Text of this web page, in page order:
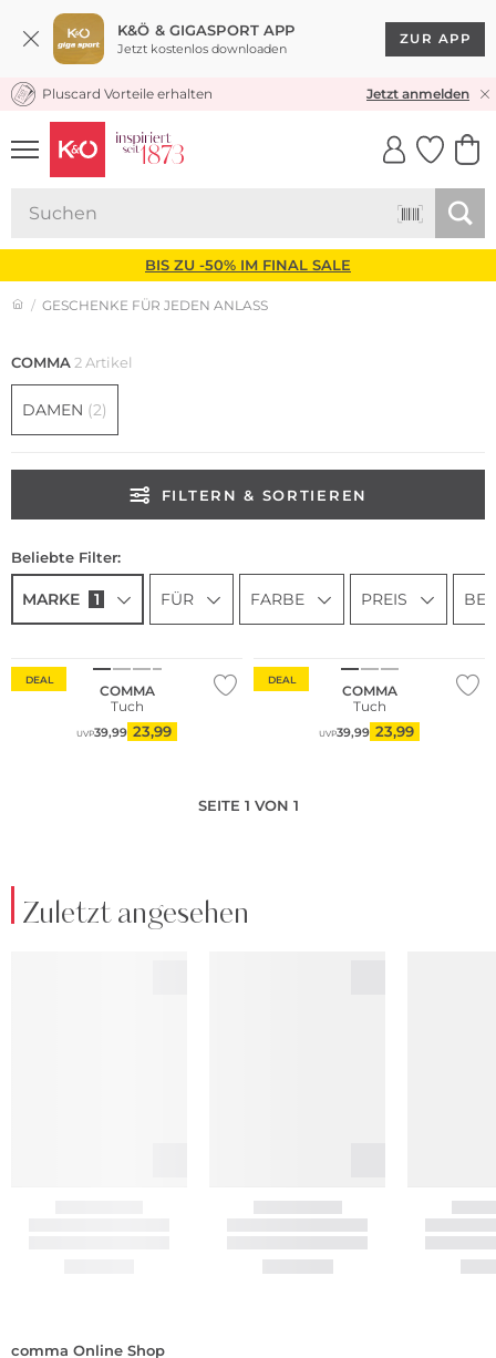
K&Ö & GIGASPORT APP
Jetzt kostenlos downloaden
ZUR APP
KOSTENLOSER VERSAND* & RÜCKVERSAND
Pluscard Vorteile erhalten Jetzt anmelden
UNSERE APP
CLICK &
BIS ZU -50% IM FINAL SALE
GESCHENKE FÜR JEDEN ANLASS
COMMA2 Artikel
DAMEN (2)
FILTERN & SORTIEREN
Beliebte Filter:
MARKE 1 FÜR FARBE PREIS
DEAL
COMMA
Tuch
UVP39,99 23,99
DEAL
COMMA
Tuch
UVP39,99 23,99
SEITE 1 VON 1
Zuletzt angesehen
comma Online Shop